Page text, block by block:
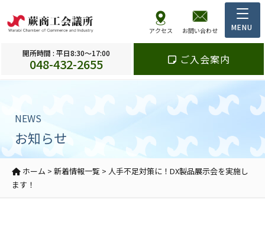
アクセス お問い合わせ
開所時間 : 平日8:30～17:00
048-432-2655 ご入会案内
NEWS
お知らせ
ホーム > 新着情報一覧 > 人手不足対策に！DX製品展示会を実施し
ます！